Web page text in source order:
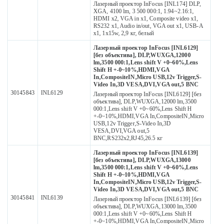
Лазерный проектор InFocus [INL174] DLP,
XGA, 4100 lm, 3 500 000:1, 1.94~2.16:1,
HDMI x2, VGA in x1, Composite video x1,
RS232 x1, Audio in/out, VGA out x1, USB-A
x1, 1х15w, 2,9 кг, белый
30145843 INL6129
Лазерный проектор InFocus [INL6129]
[без объектива], DLP,WUXGA,12000
lm,3500 000:1,Lens shift V +0~60%,Lens
Shift H +-0~10%,HDMI,VGA
In,CompositeIN,Micro USB,12v Trigger,S-
Video In,3D VESA,DVI,VGA out,5 BNС
Лазерный проектор InFocus [INL6129] [без
объектива], DLP,WUXGA,12000 lm,3500
000:1,Lens shift V +0~60%,Lens Shift H
+-0~10%,HDMI,VGA In,CompositeIN,Micro
USB,12v Trigger,S-Video In,3D
VESA,DVI,VGA out,5
BNС,RS232х2,RJ45,26.5 кг
30145841 INL6139
Лазерный проектор InFocus [INL6139]
[без объектива], DLP,WUXGA,13000
lm,3500 000:1,Lens shift V +0~60%,Lens
Shift H +-0~10%,HDMI,VGA
In,CompositeIN,Micro USB,12v Trigger,S-
Video In,3D VESA,DVI,VGA out,5 BNС
Лазерный проектор InFocus [INL6139] [без
объектива], DLP,WUXGA,13000 lm,3500
000:1,Lens shift V +0~60%,Lens Shift H
+-0~10%,HDMI,VGA In,CompositeIN,Micro